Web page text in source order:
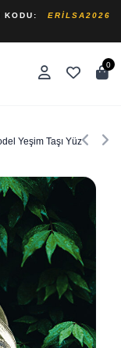
KODU:
ERILSA2026
0
Yeşim Taşı Yüzük -